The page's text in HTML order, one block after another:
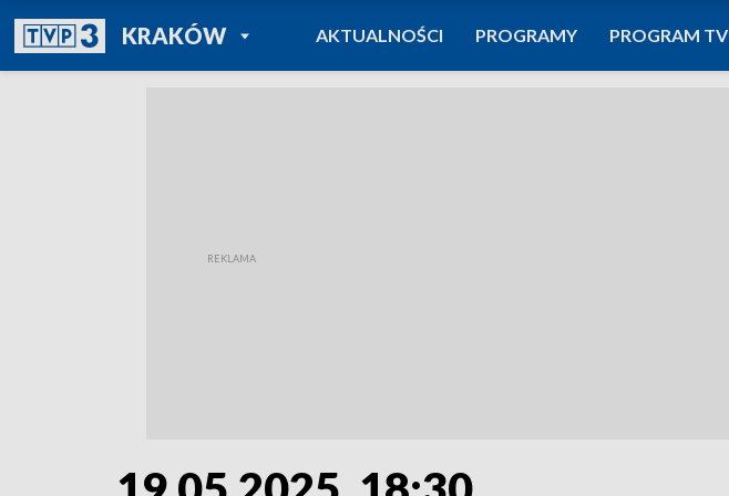
KRAKÓWPOWRÓT DO
TVP REGIONY
AKTUALNOŚCI PROGRAMY PROGRAM TV